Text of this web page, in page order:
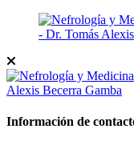
Información de